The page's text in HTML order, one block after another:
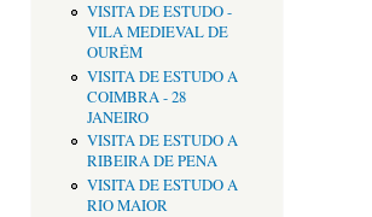
VISITA DE ESTUDO -
VILA MEDIEVAL DE
OURÉM
VISITA DE ESTUDO A
COIMBRA - 28
JANEIRO
VISITA DE ESTUDO A
RIBEIRA DE PENA
VISITA DE ESTUDO A
RIO MAIOR